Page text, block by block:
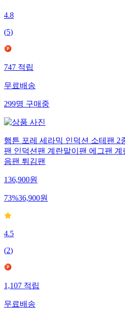
4.8
(5)
747 적립
무료배송
299명 구매중
햄튼 포레 세라믹 인덕션 소테팬 2
팬 인덕션팬 계란말이팬 에그팬
음팬 튀김팬
136,900원
73%36,900원
4.5
(2)
1,107 적립
무료배송